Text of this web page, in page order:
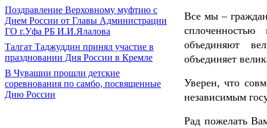
Поздравление Верховному муфтию с
Днем России от Главы Администрации
ГО г.Уфа РБ И.И.Ялалова
Талгат Таджуддин принял участие в
праздновании Дня России в Кремле
В Чувашии прошли детские
соревнования по самбо, посвященные
Дню России
Все мы –
объединяют
объединяет
Уверен, что
независимым
Рад пожелать